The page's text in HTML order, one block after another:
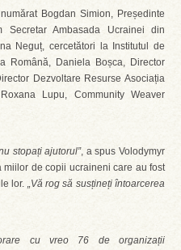
Bogdan Simion, Președinte
Secretar Ambasada Ucrainei din
Neguț, cercetători la Institutul de
Română, Daniela Boșca, Director
Dezvoltare Resurse Asociația
Lupu, Community Weaver
stopați ajutorul”, a spus Volodymyr
miilor de copii ucraineni care au fost
lor. „Vă rog să susțineți întoarcerea
cu vreo 76 de organizații